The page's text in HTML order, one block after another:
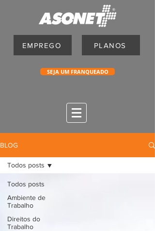
EMPREGO PLANOS
SEJA UM FRANQUEADO
BLOG
Todos posts
Ambiente de
Trabalho
Direitos do
Trabalho
Todos posts